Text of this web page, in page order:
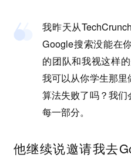
我昨天从
Google搜索没能在
的团队和我视这样
我可以从你学生那
算法失败了吗？我
每一部分。
他继续说邀请我去